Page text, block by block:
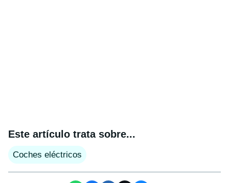
Este artículo trata sobre...
Coches eléctricos